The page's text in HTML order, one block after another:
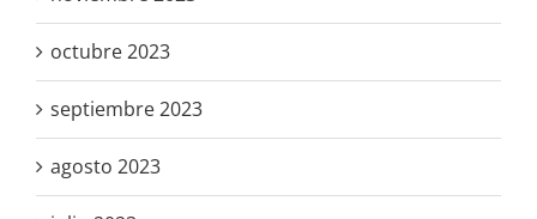
octubre 2023
septiembre 2023
agosto 2023